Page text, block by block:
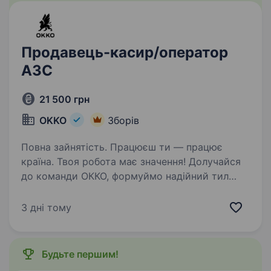
Продавець-касир/оператор
АЗС
21 500 грн
OKKO
Зборів
Повна зайнятість. Працюєш ти — працює
країна. Твоя робота має значення! Долучайся
до команди ОККО, формуймо надійний тил
КАСИРА (оператора АЗК)!
3 дні тому
Будьте першим!